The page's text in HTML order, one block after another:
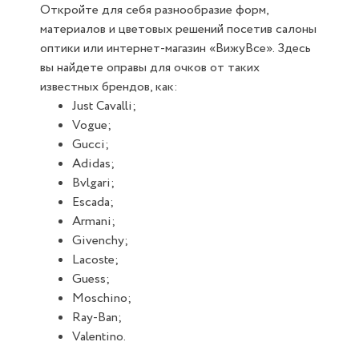
Откройте для себя разнообразие форм,
материалов и цветовых решений посетив салоны
оптики или интернет-магазин «ВижуВсе». Здесь
вы найдете оправы для очков от таких
известных брендов, как:
Just Cavalli;
Vogue;
Gucci;
Adidas;
Bvlgari;
Escada;
Armani;
Givenchy;
Lacoste;
Guess;
Moschino;
Ray-Ban;
Valentino.